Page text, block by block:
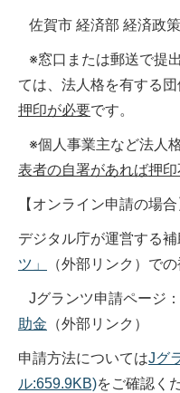
佐賀市 経済部 経済政
※窓口または郵送で提
ては、法人格を有する団
押印が必要です。
※個人事業主など法人
表者の自署があれば押
【オンライン申請の場合
デジタル庁が運営する
ツ」
（外部リンク） での
Jグランツ申請ページ：
助金 （外部リンク）
申請方法についてはJグ
ル:659.9KB)をご確認く